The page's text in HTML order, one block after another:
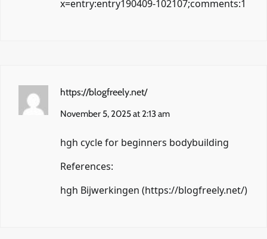
x=entry:entry190409-102107;comments:1
https://blogfreely.net/
November 5, 2025 at 2:13 am
hgh cycle for beginners bodybuilding
References:
hgh Bijwerkingen (https://blogfreely.net/)